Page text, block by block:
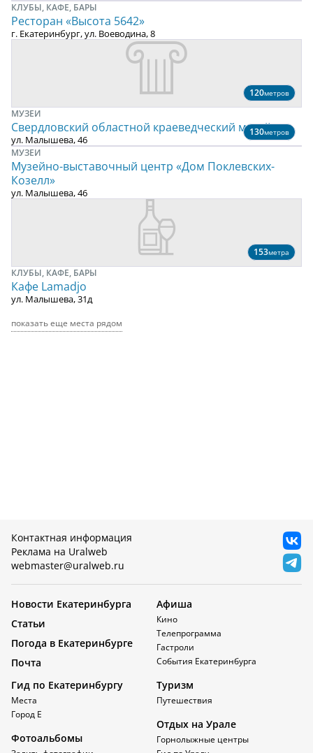
КЛУБЫ, КАФЕ, БАРЫ
Ресторан «Высота 5642»
г. Екатеринбург, ул. Воеводина, 8
120метров
МУЗЕИ
Свердловский областной краеведческий музей
ул. Малышева, 46
130метров
МУЗЕИ
Музейно-выставочный центр «Дом Поклевских-
Козелл»
ул. Малышева, 46
153метра
КЛУБЫ, КАФЕ, БАРЫ
Кафе Lamadjo
ул. Малышева, 31д
показать еще места рядом
Контактная информация
Реклама на Uralweb
webmaster@uralweb.ru
Новости Екатеринбурга
Статьи
Погода в Екатеринбурге
Почта
Афиша
Кино
Телепрограмма
Гастроли
События Екатеринбурга
Гид по Екатеринбургу
Места
Город Е
Фотоальбомы
Туризм
Путешествия
Отдых на Урале
Горнолыжные центры